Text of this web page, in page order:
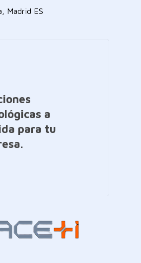
Madrid ES
a
para tu